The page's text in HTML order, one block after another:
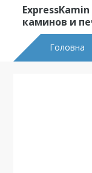
каминов и
Головна